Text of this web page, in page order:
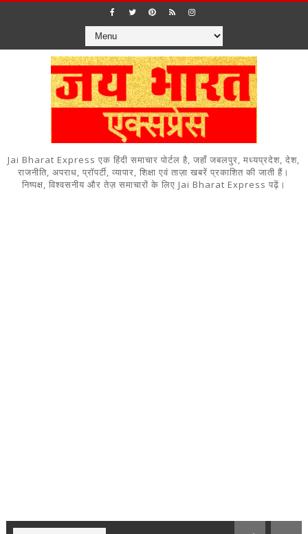
Jai Bharat Express एक हिंदी समाचार पोर्टल है, जहाँ जबलपुर, मध्यप्रदेश, देश,
राजनीति, अपराध, प्रॉपर्टी, व्यापार, शिक्षा एवं ताज़ा खबरें प्रकाशित की जाती हैं।
निष्पक्ष, विश्वसनीय और तेज़ समाचारों के लिए Jai Bharat Express पढ़ें।